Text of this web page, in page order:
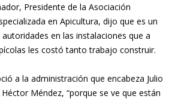
Presidente de la Asociación
en Apicultura, dijo que es un
en las instalaciones que a
les costó tanto trabajo construir.
a la administración que encabeza Julio
Méndez, “porque se ve que están